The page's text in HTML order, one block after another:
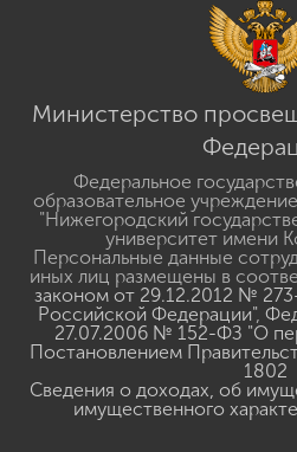
Министерство
Федеральное
образовательное
"Нижегородский
университет имени
Персональные данные
иных лиц размещены в
законом от 29.12.2012 №
Российской Федерации",
27.07.2006 № 152-ФЗ "О
Постановлением
1802
Сведения о доходах, об
имущественного